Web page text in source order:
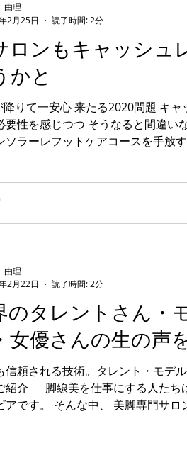
ロンもキャッシュ
かと
降りて一安心 来たる2020問題 キャ
要性を感じつつ そうなると間違い
ソラーレフットケアコースを手放
由理
2月25日
読了時間: 2分
のタレントさん・
女優さんの生の声
信頼される技術。タレント・モデ
紹介 脚線美を仕事にする人たち
美脚専門サロンノーブル
由理
2月22日
読了時間: 2分